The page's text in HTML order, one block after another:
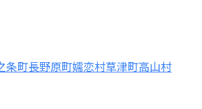
条町長野原町嬬恋村草津町高山村